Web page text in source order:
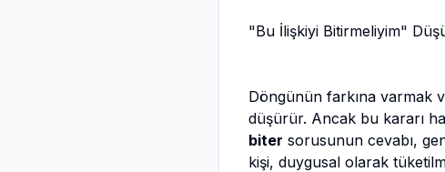
"Bu İlişkiyi Bitirmeliyim"
Döngünün farkına varmak
düşürür. Ancak bu kararı
biter sorusunun cevabı,
kişi, duygusal olarak